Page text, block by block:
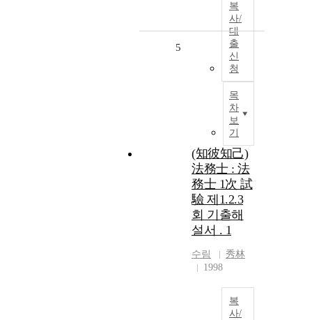
복
사/
대
출
신
청
목
차
보
기
5
(知彼知己)
法務士 : 法
務士 1次 試
驗 제1.2.3
회 기출해
설서 . 1
수림
秀林
1998
복
사/